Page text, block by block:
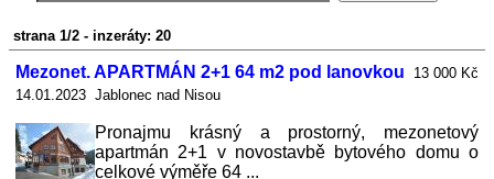
strana 1/2 - inzeráty: 20
Mezonet. APARTMÁN 2+1 64 m2 pod lanovkou
13 000 Kč
14.01.2023 Jablonec nad Nisou
Pronajmu krásný a prostorný, mezonetový
apartmán 2+1 v novostavbě bytového domu o
celkové výměře 64 ...